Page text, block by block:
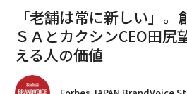
「老舗は常に新しい」。
ＳＡとカクシンCEO田尻
える人の価値